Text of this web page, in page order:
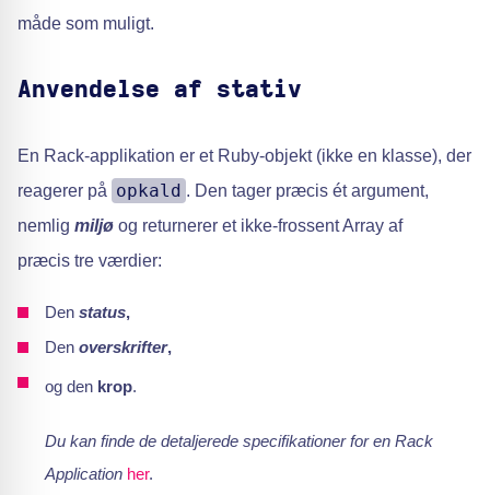
måde som muligt.
Anvendelse af stativ
En Rack-applikation er et Ruby-objekt (ikke en klasse), der
reagerer på opkald . Den tager præcis ét argument,
nemlig miljø og returnerer et ikke-frossent Array af
præcis tre værdier:
Den status,
Den overskrifter,
og den krop.
Du kan finde de detaljerede specifikationer for en Rack
Application her.